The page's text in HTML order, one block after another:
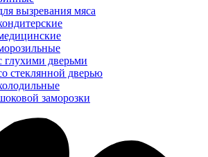
вызревания мяса
дверьми
стеклянной дверью
заморозки